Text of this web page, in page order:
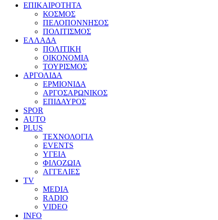
ΕΠΙΚΑΙΡΟΤΗΤΑ
ΚΟΣΜΟΣ
ΠΕΛΟΠΟΝΝΗΣΟΣ
ΠΟΛΙΤΙΣΜΟΣ
ΕΛΛΑΔΑ
ΠΟΛΙΤΙΚΗ
ΟΙΚΟΝΟΜΙΑ
ΤΟΥΡΙΣΜΟΣ
ΑΡΓΟΛΙΔΑ
ΕΡΜΙΟΝΙΔΑ
ΑΡΓΟΣΑΡΩΝΙΚΟΣ
ΕΠΙΔΑΥΡΟΣ
SPOR
AUTO
PLUS
ΤΕΧΝΟΛΟΓΙΑ
EVENTS
ΥΓΕΙΑ
ΦΙΛΟΖΩΙΑ
ΑΓΓΕΛΙΕΣ
ΤV
MEDIA
RADIO
VIDEO
INFO